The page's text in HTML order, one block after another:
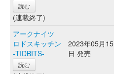
読む
(連載終了)
アークナイツ
ロドスキッチン
-TIDBITS-
読む
2023年05月15
日 発売